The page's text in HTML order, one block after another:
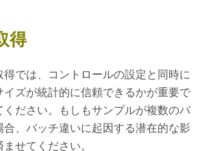
得
では、コントロールの設定と同時に
イズが統計的に信頼できるかが重要で
ください。もしもサンプルが複数のバ
合、バッチ違いに起因する潜在的な影
せてください。